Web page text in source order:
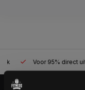
Voor 95% direct uit